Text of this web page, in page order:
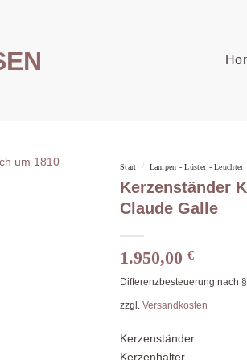
Start / Lampen - Lüster - Leuchter
Kerzenständer
Claude Galle
1.950,00 €
Differenzbesteuerung nach
zzgl. Versandkosten
Kerzenständer
Kerzenhalter